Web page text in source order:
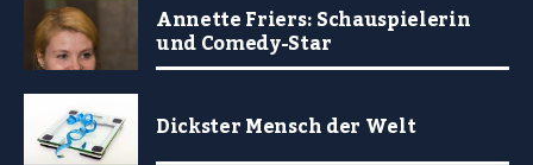
Annette Friers: Schauspielerin
und Comedy-Star
Dickster Mensch der Welt